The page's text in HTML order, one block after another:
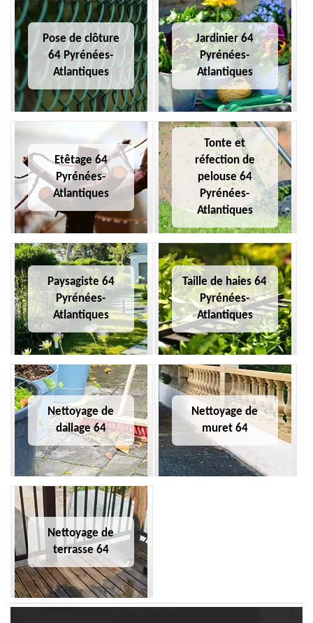
Pose de clôture
64 Pyrénées-
Atlantiques
Jardinier 64
Pyrénées-
Atlantiques
Etêtage 64
Pyrénées-
Atlantiques
Tonte et
réfection de
pelouse 64
Pyrénées-
Atlantiques
Paysagiste 64
Pyrénées-
Atlantiques
Taille de haies 64
Pyrénées-
Atlantiques
Nettoyage de
dallage 64
Nettoyage de
muret 64
Nettoyage de
terrasse 64